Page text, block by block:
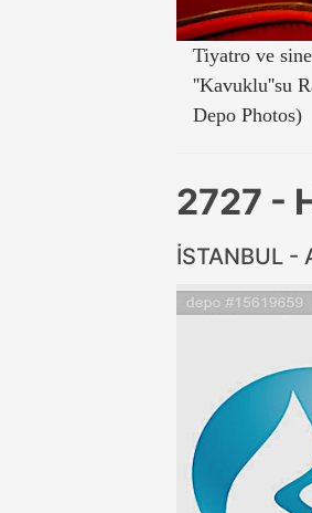
Tiyatro ve
''Kavuklu''su
Depo Photos)
2727 -
İSTANBUL -